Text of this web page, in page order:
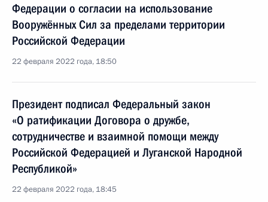
Федерации о согласии на использование
Вооружённых Сил за пределами территории
Российской Федерации
22 февраля 2022 года, 18:50
Президент подписал Федеральный закон
«О ратификации Договора о дружбе,
сотрудничестве и взаимной помощи между
Российской Федерацией и Луганской Народной
Республикой»
22 февраля 2022 года, 18:45